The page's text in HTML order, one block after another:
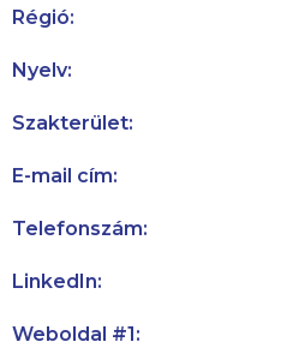
Régió:
Nyelv:
Szakterület:
E-mail cím:
Telefonszám:
LinkedIn:
Weboldal #1: